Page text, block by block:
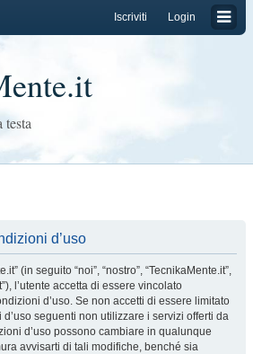
Login
Iscriviti
d’uso
(in seguito “noi”, “nostro”, “TecnikaMente.it”,
l’utente accetta di essere vincolato
d’uso. Se non accetti di essere limitato
seguenti non utilizzare i servizi offerti da
d’uso possono cambiare in qualunque
avvisarti di tali modifiche, benché sia